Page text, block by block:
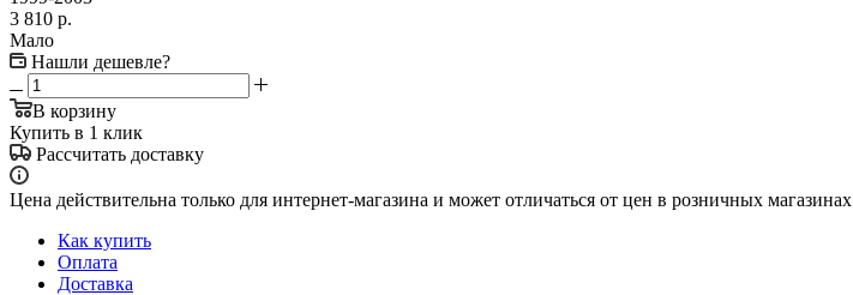
3 810 р.
Мало
Нашли дешевле?
В корзину
Купить в 1 клик
Рассчитать доставку
Цена действительна только для интернет-магазина и может отличаться от цен в розничных магазинах
Как купить
Оплата
Доставка